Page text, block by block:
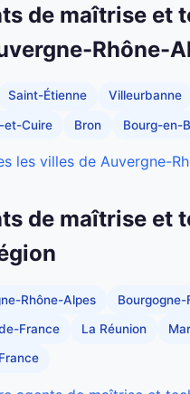
de maîtrise et
Rhône-
Saint-Étienne Villeurbanne
et-Cuire Bron Bourg-en-
les villes de Auvergne-
de maîtrise et
Rhône-Alpes
France La Réunion